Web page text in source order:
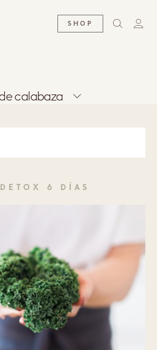
SHOP
calabaza
6 DÍAS